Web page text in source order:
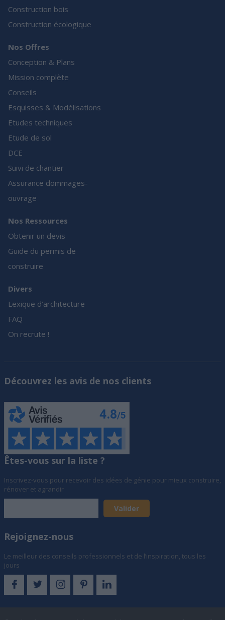
Construction bois
Construction écologique
Nos Offres
Conception & Plans
Mission complète
Conseils
Esquisses & Modélisations
Etudes techniques
Etude de sol
DCE
Suivi de chantier
Assurance dommages-
ouvrage
Nos Ressources
Obtenir un devis
Guide du permis de
construire
Divers
Lexique d’architecture
FAQ
On recrute !
Découvrez les avis de nos clients
Êtes-vous sur la liste ?
Inscrivez-vous pour recevoir des idées de génie pour mieux construire,
rénover et agrandir
Rejoignez-nous
Le meilleur des conseils professionnels et de l’inspiration, tous les
jours